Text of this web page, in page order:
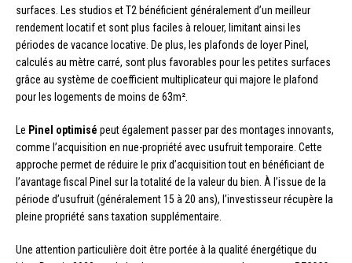
surfaces. Les studios et T2 bénéficient généralement d’un meilleur
rendement locatif et sont plus faciles à relouer, limitant ainsi les
périodes de vacance locative. De plus, les plafonds de loyer Pinel,
calculés au mètre carré, sont plus favorables pour les petites surfaces
grâce au système de coefficient multiplicateur qui majore le plafond
pour les logements de moins de 63m².
Le Pinel optimisé peut également passer par des montages innovants,
comme l’acquisition en nue-propriété avec usufruit temporaire. Cette
approche permet de réduire le prix d’acquisition tout en bénéficiant de
l’avantage fiscal Pinel sur la totalité de la valeur du bien. À l’issue de la
période d’usufruit (généralement 15 à 20 ans), l’investisseur récupère la
pleine propriété sans taxation supplémentaire.
Une attention particulière doit être portée à la qualité énergétique du